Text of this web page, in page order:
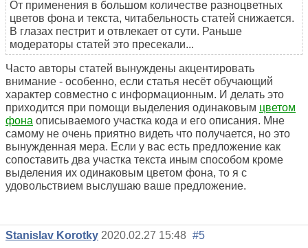
От применения в большом количестве разноцветных
цветов фона и текста, читабельность статей снижается.
В глазах пестрит и отвлекает от сути. Раньше
модераторы статей это пресекали...
Часто авторы статей вынуждены акцентировать
внимание - особенно, если статья несёт обучающий
характер совместно с информационным. И делать это
приходится при помощи выделения одинаковым цветом
фона описываемого участка кода и его описания. Мне
самому не очень приятно видеть что получается, но это
вынужденная мера. Если у вас есть предложение как
сопоставить два участка текста иным способом кроме
выделения их одинаковым цветом фона, то я с
удовольствием выслушаю ваше предложение.
Stanislav Korotky 2020.02.27 15:48 #5